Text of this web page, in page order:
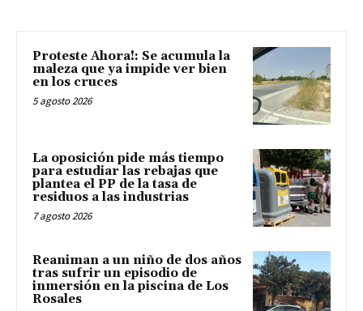
Proteste Ahora!: Se acumula la
maleza que ya impide ver bien
en los cruces
5 agosto 2026
La oposición pide más tiempo
para estudiar las rebajas que
plantea el PP de la tasa de
residuos a las industrias
7 agosto 2026
Reaniman a un niño de dos años
tras sufrir un episodio de
inmersión en la piscina de Los
Rosales